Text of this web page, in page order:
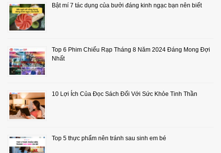
Bật mí 7 tác dụng của bưởi đáng kinh ngạc bạn nên biết
Top 6 Phim Chiếu Rạp Tháng 8 Năm 2024 Đáng Mong Đợi
Nhất
10 Lợi Ích Của Đọc Sách Đối Với Sức Khỏe Tinh Thần
Top 5 thực phẩm nên tránh sau sinh em bé